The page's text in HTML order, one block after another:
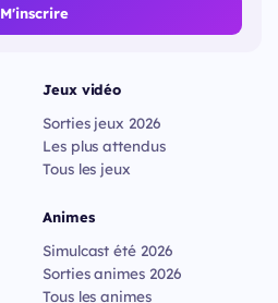
M'inscrire
Jeux vidéo
Sorties jeux 2026
Les plus attendus
Tous les jeux
Animes
Simulcast été 2026
Sorties animes 2026
Tous les animes